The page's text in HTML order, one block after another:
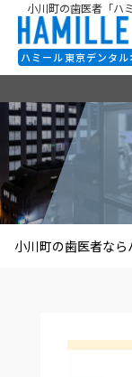
小川町の歯医者「ハ
ハミール東京デンタ
小川町の歯医者な